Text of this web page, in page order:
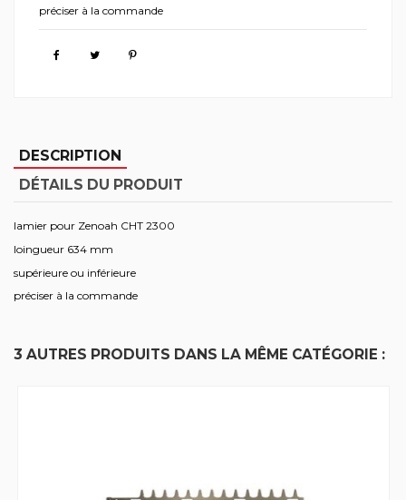
préciser à la commande
DESCRIPTION
DÉTAILS DU PRODUIT
lamier pour Zenoah CHT 2300
loingueur 634 mm
supérieure ou inférieure
préciser à la commande
3 AUTRES PRODUITS DANS LA MÊME CATÉGORIE :